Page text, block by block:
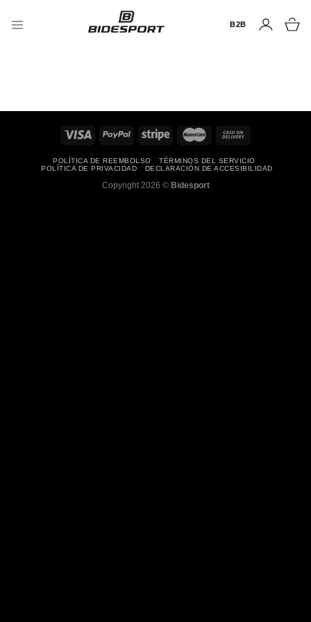
B2B
POLÍTICA DE REEMBOLSO
TÉRMINOS DEL SERVICIO
POLÍTICA DE PRIVACIDAD
DECLARACIÓN DE ACCESIBILIDAD
Copyright 2026 © Bidesport